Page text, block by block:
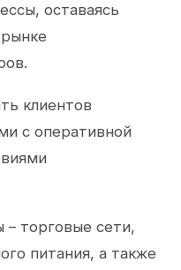
оставаясь
клиентов
с оперативной
торговые сети,
питания, а также